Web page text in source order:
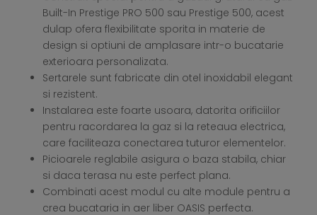
Built-In Prestige PRO 500 sau Prestige 500, acest
dulap ofera flexibilitate sporita in materie de
design si optiuni de amplasare intr-o bucatarie
exterioara personalizata.
Sertarele sunt fabricate din otel inoxidabil elegant
si rezistent.
Instalarea este foarte usoara, datorita orificiilor
pentru racordarea la gaz si la reteaua electrica,
care faciliteaza conectarea tuturor elementelor.
Picioarele reglabile asigura o baza stabila, chiar
si daca terasa nu este perfect plana.
Combinati acest modul cu alte module pentru a
crea bucataria in aer liber OASIS perfecta.